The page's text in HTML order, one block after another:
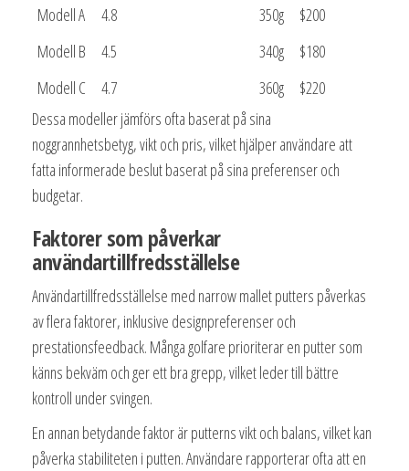
Modell A
4.8 350g
$200
Modell B
4.5 340g
$180
Modell C
4.7 360g
$220
Dessa modeller jämförs ofta baserat på sina
noggrannhetsbetyg, vikt och pris, vilket hjälper användare att
fatta informerade beslut baserat på sina preferenser och
budgetar.
Faktorer som påverkar
användartillfredsställelse
Användartillfredsställelse med narrow mallet putters påverkas
av flera faktorer, inklusive designpreferenser och
prestationsfeedback. Många golfare prioriterar en putter som
känns bekväm och ger ett bra grepp, vilket leder till bättre
kontroll under svingen.
En annan betydande faktor är putterns vikt och balans, vilket kan
påverka stabiliteten i putten. Användare rapporterar ofta att en